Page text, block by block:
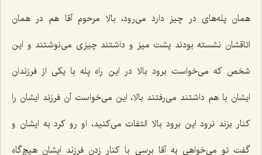
همان پله‌های در چیز دارد می‌رود، بالا مرحوم آقا هم در همان
اتاقشان نشسته بودند پشت میز و داشتند چیزی می‌نوشتند و این
شخص که می‌خواست برود بالا در این راه پله با یکی از فرزندان
ایشان با هم داشتند می‌رفتند بالا، این می‌خواست آن فرزند ایشان را
کنار بزند نرود این برود بالا التفات می‌کنید، او رو کرد به ایشان و
گفت تو می‌خواهی به آقا برسی با کنار زدن فرزند ایشان هیچ‌گاه